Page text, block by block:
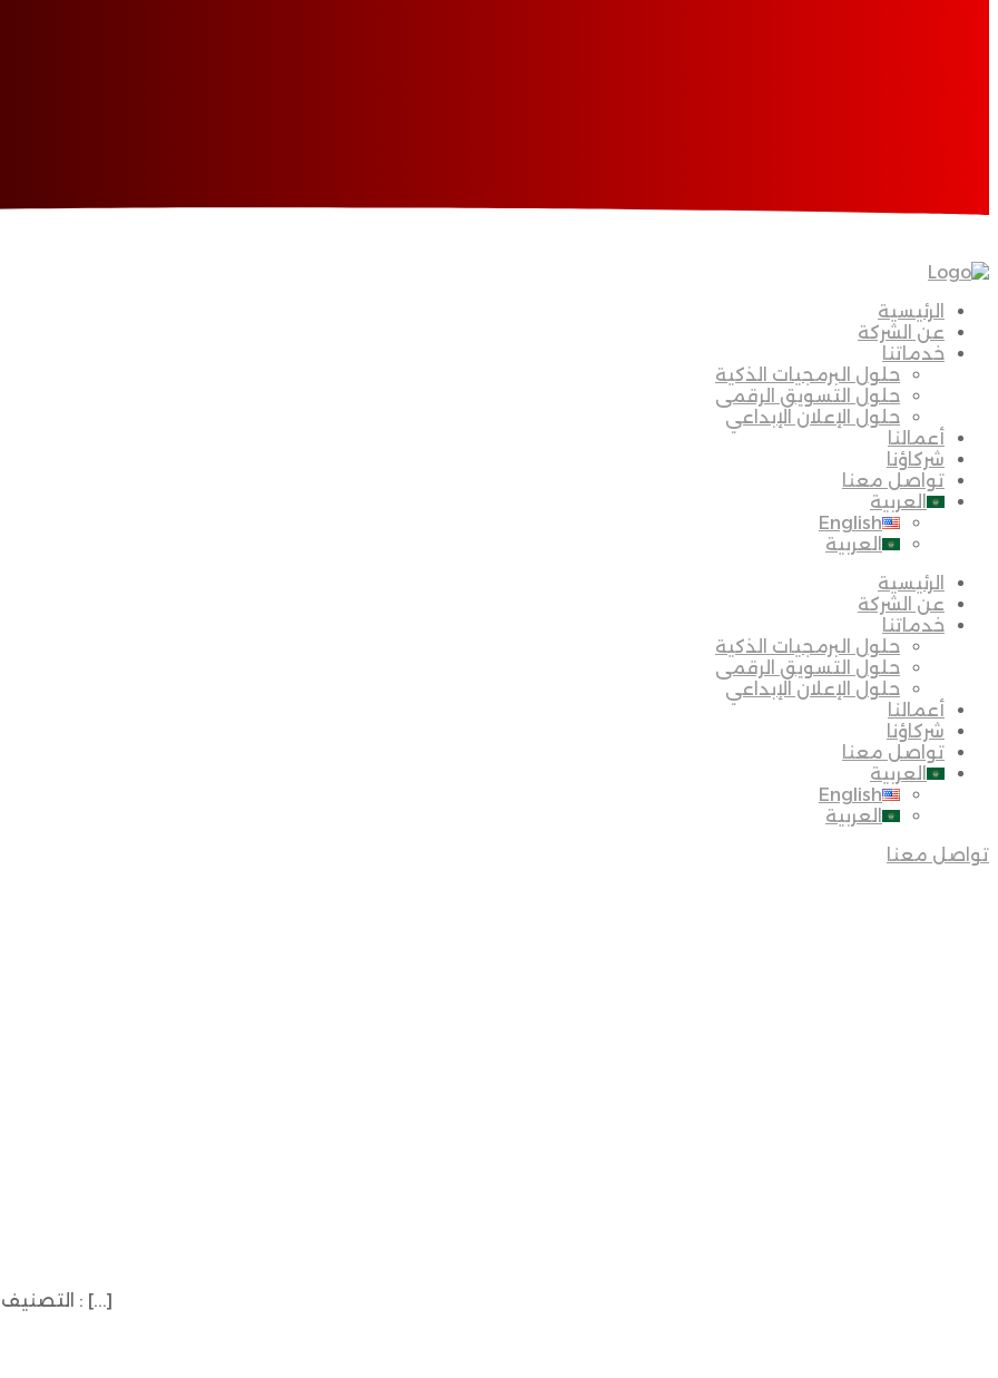
الرئيسية
عن الشركة
خدماتنا
حلول البرمجيات الذكية
حلول التسويق الرقمى
حلول الإعلان الإبداعي
أعمالنا
شركاؤنا
تواصل معنا
العربية
English
العربية
الرئيسية
عن الشركة
خدماتنا
حلول البرمجيات الذكية
حلول التسويق الرقمى
حلول الإعلان الإبداعي
أعمالنا
شركاؤنا
تواصل معنا
العربية
English
العربية
تواصل معنا
Social Media Design التصنيف : سوشيال ميديا العميل : رحيق الدولة : [...]